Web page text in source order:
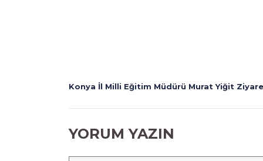
Konya İl Milli Eğitim Müdürü Murat Yiğit
YORUM YAZIN